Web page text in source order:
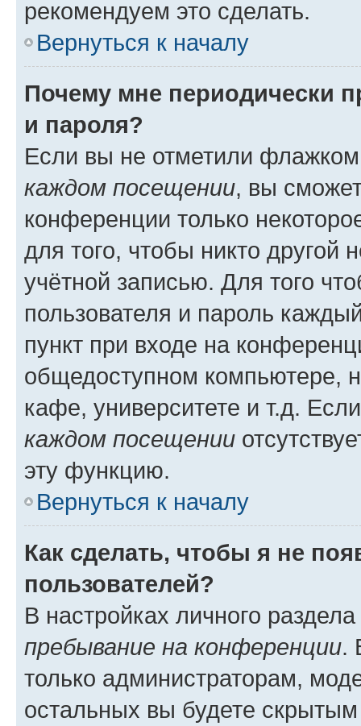
рекомендуем это сделать.
Вернуться к началу
Почему мне периодически
и пароля?
Если вы не отметили
каждом посещении, вы
конференции только
для того, чтобы никто другой
учётной записью. Для того
пользователя и пароль
пункт при входе на
общедоступном компьютере,
кафе, университете и т.д.
каждом посещении
эту функцию.
Вернуться к началу
Как сделать, чтобы я не
пользователей?
В настройках личного
пребывание на конференции.
только администраторам,
остальных вы будете